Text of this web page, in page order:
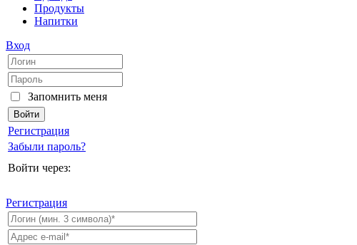
Продукты
Напитки
Вход
Запомнить меня
Регистрация
Забыли пароль?
Войти через:
Регистрация